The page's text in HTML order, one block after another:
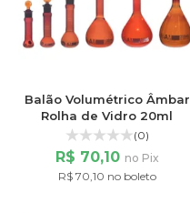
Balão Volumétrico Âmbar
Rolha de Vidro 20ml
(0)
R$ 70,10 no Pix
R$ 70,10 no boleto